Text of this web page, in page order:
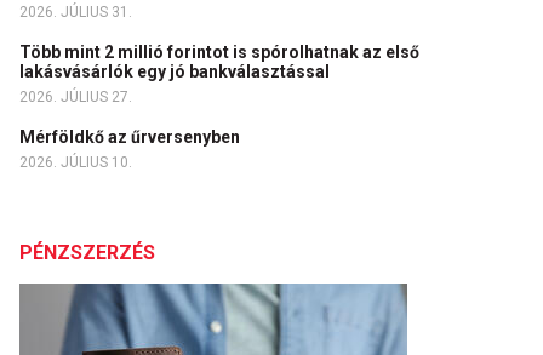
2026. JÚLIUS 31.
Több mint 2 millió forintot is spórolhatnak az első
lakásvásárlók egy jó bankválasztással
2026. JÚLIUS 27.
Mérföldkő az űrversenyben
2026. JÚLIUS 10.
PÉNZSZERZÉS